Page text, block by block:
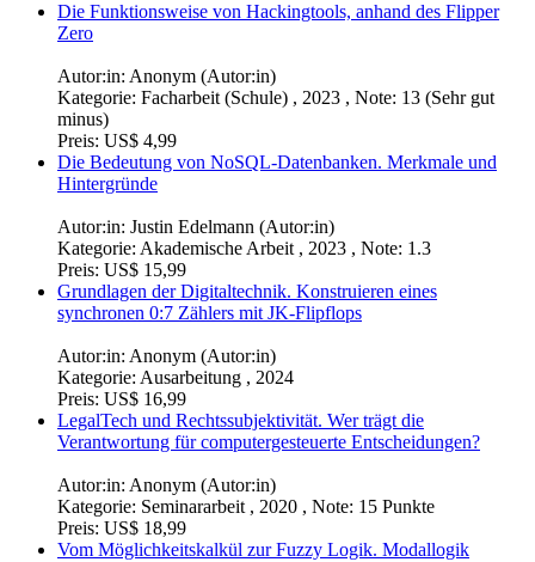
Autor:in:Felix Lindholm (Autor:in)
Kategorie:
Die Funktionsweise von Hackingtools, anhand des Flipper
Zero
Autor:in:Anonym (Autor:in)
Kategorie:Facharbeit (Schule) , 2023 , Note: 13 (Sehr gut
Preis:US$ 4,99
Die Bedeutung von NoSQL-Datenbanken. Merkmale und
Hintergründe
Kategorie:Akademische Arbeit , 2023 , Note: 1.3
Preis:US$ 15,99
Grundlagen der Digitaltechnik. Konstruieren eines
synchronen 0:7 Zählers mit JK-Flipflops
Autor:in: Anonym (Autor:in)
Kategorie: Ausarbeitung , 2024
Preis: US$ 16,99
LegalTech und Rechtssubjektivität. Wer trägt die